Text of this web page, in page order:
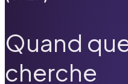
Quand
cherche